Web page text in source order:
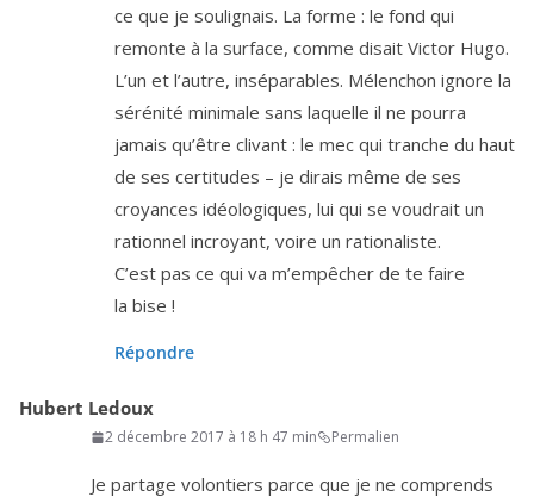
ce que je sou­li­gnais. La forme : le fond qui
remonte à la sur­face, comme disait Victor Hugo.
L’un et l’autre, insé­pa­rables. Mélenchon ignore la
séré­ni­té mini­male sans laquelle il ne pour­ra
jamais qu’être cli­vant : le mec qui tranche du haut
de ses cer­ti­tudes – je dirais même de ses
croyances idéo­lo­giques, lui qui se vou­drait un
ration­nel incroyant, voire un rationaliste.
C’est pas ce qui va m’empêcher de te faire
la bise !
Répondre
Hubert Ledoux
2 décembre 2017 à 18 h 47 min Permalien
Je par­tage volon­tiers parce que je ne com­prends